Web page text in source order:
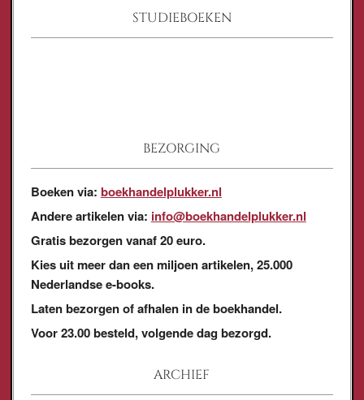
STUDIEBOEKEN
BEZORGING
Boeken via: boekhandelplukker.nl
Andere artikelen via: info@boekhandelplukker.nl
Gratis bezorgen vanaf 20 euro.
Kies uit meer dan een miljoen artikelen, 25.000
Nederlandse e-books.
Laten bezorgen of afhalen in de boekhandel.
Voor 23.00 besteld, volgende dag bezorgd.
ARCHIEF